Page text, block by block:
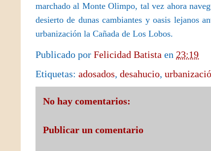
marchado al Monte Olimpo, tal vez ahora
desierto de dunas cambiantes y oasis lejanos
urbanización la Cañada de Los Lobos.
Publicado por Felicidad Batista en 23:19
Etiquetas: adosados, desahucio,
No hay comentarios:
Publicar un comentario